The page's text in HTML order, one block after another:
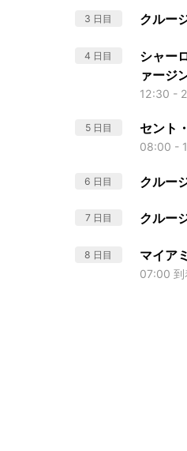
3 日目 クルー
4 日目
シャー
ァージ
12:30 -
5 日目 セント
08:00 -
6 日目 クルー
7 日目 クルー
8 日目 マイア
07:00 到